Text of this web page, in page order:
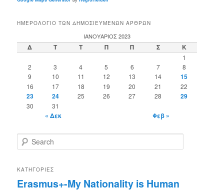
ΗΜΕΡΟΛΌΓΙΟ ΤΩΝ ΔΗΜΟΣΙΕΥΜΈΝΩΝ ΆΡΘΡΩΝ
ΙΑΝΟΥΆΡΙΟΣ 2023
Δ Τ Τ Π Π Σ Κ
1
2
3 4 5 6 7
8
9
10 11 12 13 14 15
16 17 18 19 20 21 22
23 24 25 26 27 28 29
30 31
« Δεκ Φεβ »
e
r
h
ΚΑΤΗΓΟΡΊΕΣ
Erasmus+-My Nationality is Human